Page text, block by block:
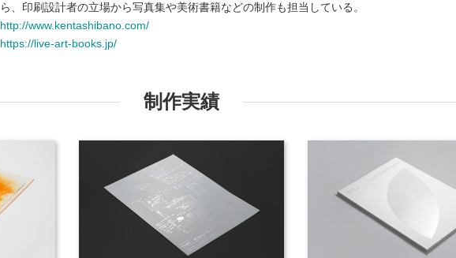
ら、印刷設計者の立場から写真集や美術書籍などの制作も担当している。
http://www.kentashibano.com/
https://live-art-books.jp/
制作実績